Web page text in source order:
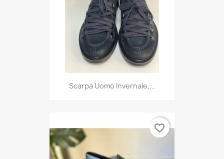
Scarpa Uomo Invernale,...
favorite_border